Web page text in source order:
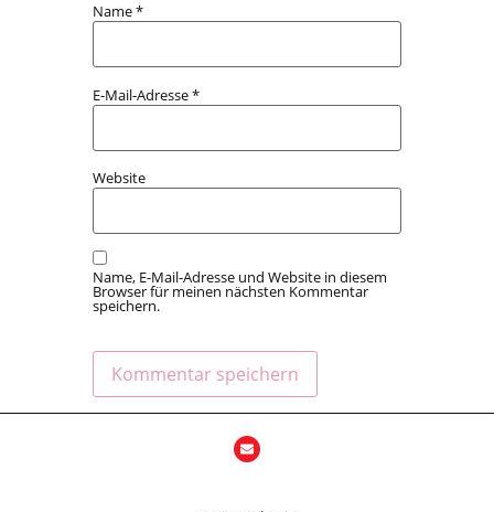
Name*
E-Mail-Adresse*
Website
Name, E-Mail-Adresse und Website in diesem
Browser für meinen nächsten Kommentar
speichern.